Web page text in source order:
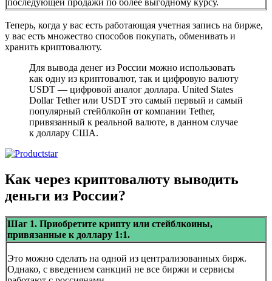
последующей продажи по более выгодному курсу.
Теперь, когда у вас есть работающая учетная запись на бирже,
у вас есть множество способов покупать, обменивать и
хранить криптовалюту.
Для вывода денег из России можно использовать
как одну из криптовалют, так и цифровую валюту
USDT — цифровой аналог доллара. United States
Dollar Tether или USDT это самый первый и самый
популярный стейблкойн от компании Tether,
привязанный к реальной валюте, в данном случае
к доллару США.
Как через криптовалюту выводить
деньги из России?
Шаг 1. Приобретите крипту или стейблкоины,
привязанные к доллару 1:1.
Это можно сделать на одной из централизованных бирж.
Однако, с введением санкций не все биржи и сервисы